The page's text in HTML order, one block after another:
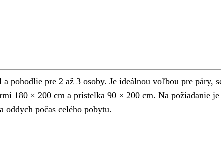
pohodlie pre 2 až 3 osoby. Je ideálnou voľbou pre páry,
180 × 200 cm a prístelka 90 × 200 cm. Na požiadanie
oddych počas celého pobytu.